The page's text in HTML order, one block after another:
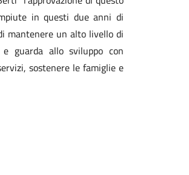
in questi due anni di
mantenere un alto livello di
guarda allo sviluppo con
sostenere le famiglie e